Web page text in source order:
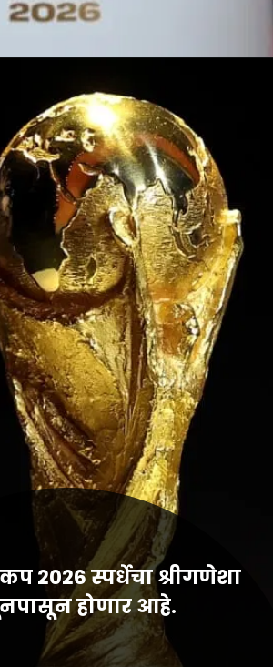
2026 स्पर्धेचा श्रीगणेशा
होणार आहे.